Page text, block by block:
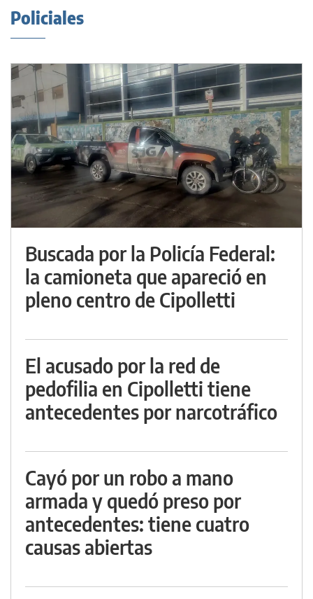
Policiales
Buscada por la Policía Federal:
la camioneta que apareció en
pleno centro de Cipolletti
El acusado por la red de
pedofilia en Cipolletti tiene
antecedentes por narcotráfico
Cayó por un robo a mano
armada y quedó preso por
antecedentes: tiene cuatro
causas abiertas